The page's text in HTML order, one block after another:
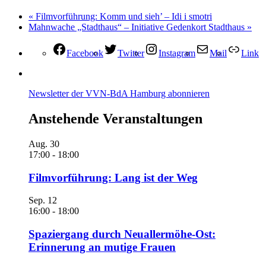
« Filmvorführung: Komm und sieh’ – Idi i smotri
Mahnwache „Stadthaus“ – Initiative Gedenkort Stadthaus »
Facebook Twitter Instagram Mail Link
Newsletter der VVN-BdA Hamburg abonnieren
Anstehende Veranstaltungen
Aug. 30
17:00 - 18:00
Filmvorführung: Lang ist der Weg
Sep. 12
16:00 - 18:00
Spaziergang durch Neuallermöhe-Ost:
Erinnerung an mutige Frauen